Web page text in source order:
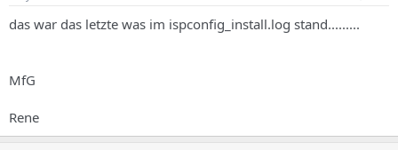
das war das letzte was im ispconfig_install.log stand.........
MfG
Rene